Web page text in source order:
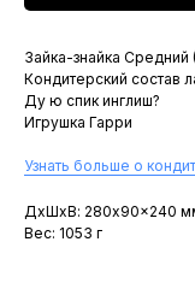
Зайка-знайка Средний
Кондитерский состав
Ду ю спик инглиш?
Игрушка Гарри
Узнать больше о
ДxШxВ: 280x90x240
Вес: 1053 г